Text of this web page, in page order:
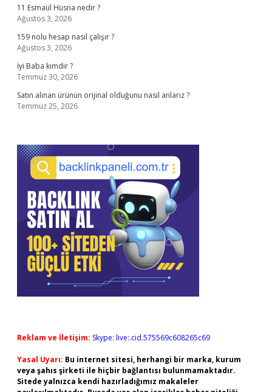
11 Esmaül Hüsna nedir ?
Ağustos 3, 2026
159 nolu hesap nasıl çalışır ?
Ağustos 3, 2026
İyi Baba kimdir ?
Temmuz 30, 2026
Satın alınan ürünün orijinal olduğunu nasıl anlarız ?
Temmuz 25, 2026
Reklam ve İletişim: Skype: live:.cid.575569c608265c69
Yasal Uyarı: Bu internet sitesi, herhangi bir marka, kurum
veya şahıs şirketi ile hiçbir bağlantısı bulunmamaktadır.
Sitede yalnızca kendi hazırladığımız makaleler